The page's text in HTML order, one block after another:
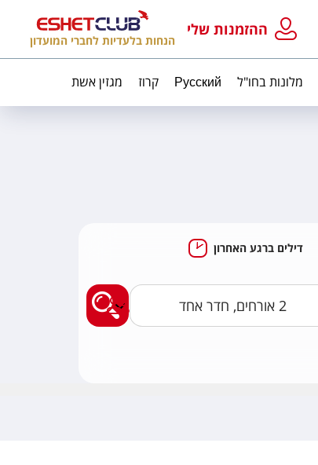
ההזמנות שלי
הנחות בלעדיות לחברי המועדון
מלונות בחו"ל Русский קרוז מגזין אשת
דילים ברגע האחרון
מצאו לי חבילות